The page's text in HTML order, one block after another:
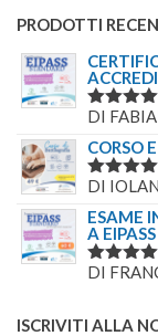
PRODOTTI
DI
CORSO
DI
ESAME
A
DI
ISCRIVITI ALLA